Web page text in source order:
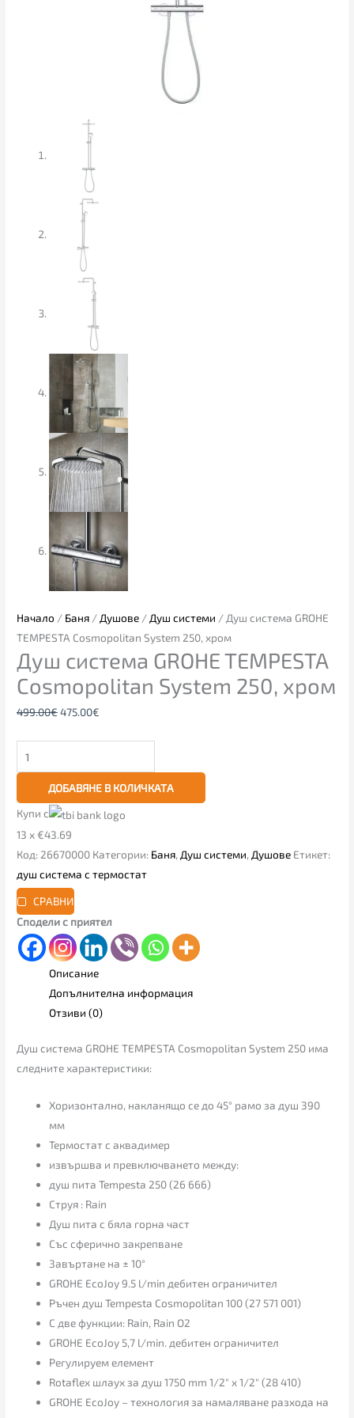
Начало / Баня / Душове / Душ системи / Душ система GROHE
TEMPESTA Cosmopolitan System 250, хром
Душ система GROHE TEMPESTA
Cosmopolitan System 250, хром
499.00€475.00€
ДОБАВЯНЕ В КОЛИЧКАТА
Купи с
13 x €43.69
Код: 26670000 Категории: Баня, Душ системи, Душове Етикет:
душ система с термостат
СРАВНИ
Сподели с приятел
Описание
Допълнителна информация
Отзиви (0)
Душ система GROHE TEMPESTA Cosmopolitan System 250 има
следните характеристики:
Хоризонтално, накланящо се до 45° рамо за душ 390
мм
Термостат с аквадимер
извършва и превключването между:
душ пита Tempesta 250 (26 666)
Струя : Rain
Душ пита с бяла горна част
Със сферично закрепване
Завъртане на ± 10°
GROHE EcoJoy 9.5 l/min дебитен ограничител
Ръчен душ Tempesta Cosmopolitan 100 (27 571 001)
С две функции: Rain, Rain O2
GROHE EcoJoy 5,7 l/min. дебитен ограничител
Регулируем елемент
Rotaflex шлаух за душ 1750 mm 1/2″ x 1/2″ (28 410)
GROHE EcoJoy – технология за намаляване разхода на